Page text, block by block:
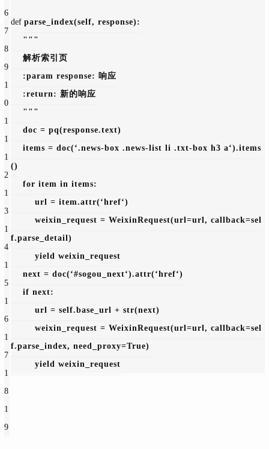
6
7
8
9
1
0
1
1
1
2
1
3
1
4
1
5
1
6
1
7
1
8
1
9
def parse_index(self, response):
"""
    解析索引页
    :param response: 响应
    :return: 新的响应
    """
    doc = pq(response.text)
    items = doc(
‘.news-box .news-list li .txt-box h3 a‘).items
()
for item in items:
        url = item.attr(
‘href‘)
f.parse_detail)
yield weixin_request
    next = doc(
‘#sogou_next‘).attr(‘href‘)
if next:
        url = self.base_url + str(next)
f.parse_index, need_proxy=True)
yield weixin_request